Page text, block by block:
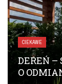
CIEKAWE
DEREŃ –
O